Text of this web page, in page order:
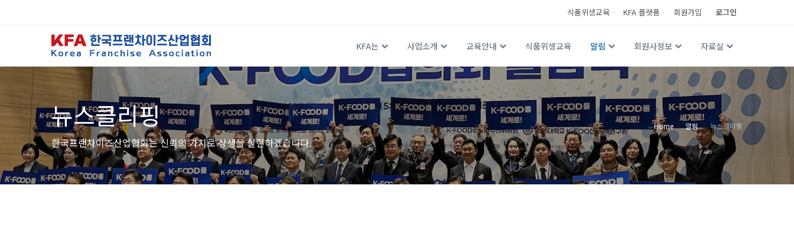
식품위생교육 KFA 플랫폼 회원가입 로그인
KFA는 사업소개 교육안내 식품위생교육 알림 회원사정보 자료실
뉴스클리핑
한국프랜차이즈산업협회는 신뢰의 가치로 상생을 실현하겠습니다.
Home 알림 뉴스클리핑